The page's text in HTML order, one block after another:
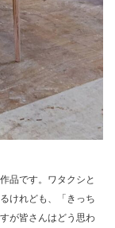
品です。ワタクシと
けれども、「きっち
が皆さんはどう思わ